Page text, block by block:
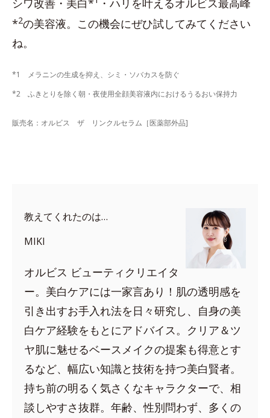
*2の美容液。この機会にぜひ試してみてください
ね。
*1 メラニンの生成を抑え、シミ・ソバカスを防ぐ
*2 ふきとりを除く朝・夜使用全顔美容液内におけるうるおい保持力
販売名：オルビス ザ リンクルセラム［医薬部外品]
教えてくれたのは…
MIKI
オルビス ビューティクリエイタ
ー。美白ケアには一家言あり！肌の透明感を
引き出すお手入れ法を日々研究し、自身の美
白ケア経験をもとにアドバイス。クリア＆ツ
ヤ肌に魅せるベースメイクの提案も得意とす
るなど、幅広い知識と技術を持つ美白賢者。
持ち前の明るく気さくなキャラクターで、相
談しやすさ抜群。年齢、性別問わず、多くの